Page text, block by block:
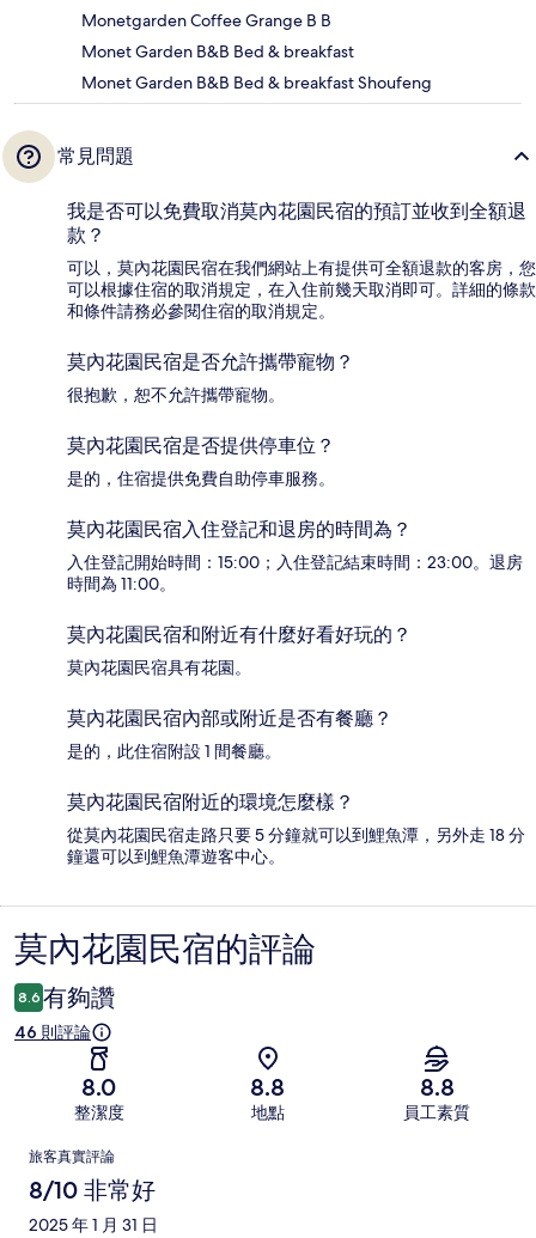
Monetgarden Coffee Grange B B
Monet Garden B&B Bed & breakfast
Monet Garden B&B Bed & breakfast Shoufeng
常見問題
我是否可以免費取消莫內花園民宿的預訂並收到全額退
款？
可以，莫內花園民宿在我們網站上有提供可全額退款的客房，您
可以根據住宿的取消規定，在入住前幾天取消即可。詳細的條款
和條件請務必參閱住宿的取消規定。
莫內花園民宿是否允許攜帶寵物？
很抱歉，恕不允許攜帶寵物。
莫內花園民宿是否提供停車位？
是的，住宿提供免費自助停車服務。
莫內花園民宿入住登記和退房的時間為？
入住登記開始時間：15:00；入住登記結束時間：23:00。退房
時間為 11:00。
莫內花園民宿和附近有什麼好看好玩的？
莫內花園民宿具有花園。
莫內花園民宿內部或附近是否有餐廳？
是的，此住宿附設 1 間餐廳。
莫內花園民宿附近的環境怎麼樣？
從莫內花園民宿走路只要 5 分鐘就可以到鯉魚潭，另外走 18 分
鐘還可以到鯉魚潭遊客中心。
評
論
莫內花園民宿的評論
8.6 有夠讚
46 則評論
8.0
整潔度
8.8
地點
8.8
員工素質
評
論
旅客真實評論
8/10 非常好
2025 年 1 月 31 日